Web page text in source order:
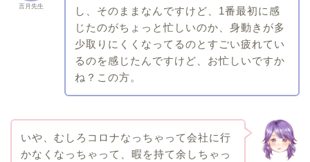
言月先生
し、そのままなんですけど、1番最初に感
じたのがちょっと忙しいのか、身動きが多
少取りにくくなってるのとすごい疲れてい
るのを感じたんですけど、お忙しいですか
ね？この方。
いや、むしろコロナなっちゃって会社に行
かなくなっちゃって、暇を持て余しちゃっ